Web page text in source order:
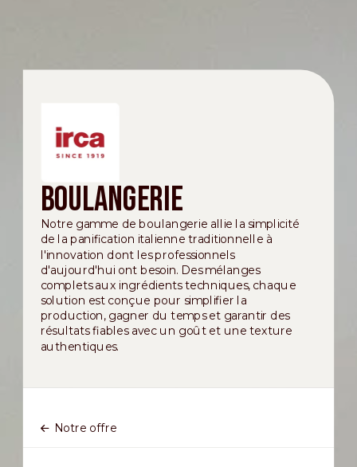
Boulangerie
Notre gamme de boulangerie allie la simplicité
de la panification italienne traditionnelle à
l'innovation dont les professionnels
d'aujourd'hui ont besoin. Des mélanges
complets aux ingrédients techniques, chaque
solution est conçue pour simplifier la
production, gagner du temps et garantir des
résultats fiables avec un goût et une texture
authentiques.
Notre offre